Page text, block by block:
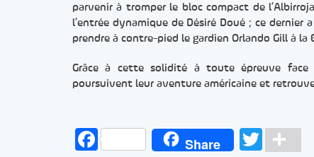
parvenir à tromper le bloc compact de
l’entrée dynamique de Désiré Doué ; ce
prendre à contre-pied le gardien Orlando Gill à
Grâce à cette solidité à toute épreuve face
poursuivent leur aventure américaine et
FacebookShare Twitter